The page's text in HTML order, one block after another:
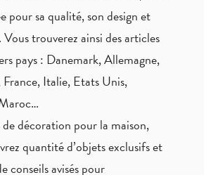
pour sa qualité, son design et
trouverez ainsi des articles
pays : Danemark, Allemagne,
Italie, Etats Unis,
décoration pour la maison,
quantité d’objets exclusifs et
conseils avisés pour